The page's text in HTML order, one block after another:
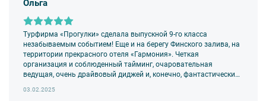
Ольга
Турфирма «Прогулки» сделала выпускной 9-го класса
незабываемым событием! Еще и на берегу Финского залива, на
территории прекрасного отеля «Гармония». Четкая
организация и соблюденный тайминг, очаровательная
ведущая, очень драйвовый диджей и, конечно, фантастически
03.02.2025